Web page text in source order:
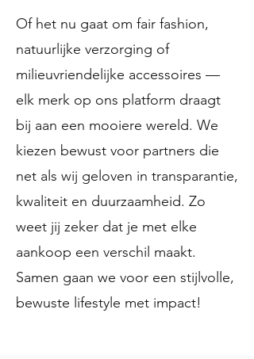
Of het nu gaat om fair fashion,
natuurlijke verzorging of
milieuvriendelijke accessoires —
elk merk op ons platform draagt
bij aan een mooiere wereld. We
kiezen bewust voor partners die
net als wij geloven in transparantie,
kwaliteit en duurzaamheid. Zo
weet jij zeker dat je met elke
aankoop een verschil maakt.
Samen gaan we voor een stijlvolle,
bewuste lifestyle met impact!